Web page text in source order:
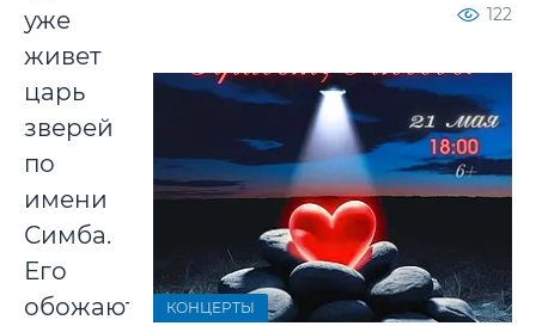
уже
живет
царь
зверей
по
имени
Симба.
Его
обожают
122
КОНЦЕРТЫ